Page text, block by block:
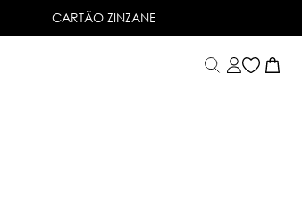
6X SEM JUROSNO CARTÃO DE CRÉDITO
CARTÃO ZINZANE